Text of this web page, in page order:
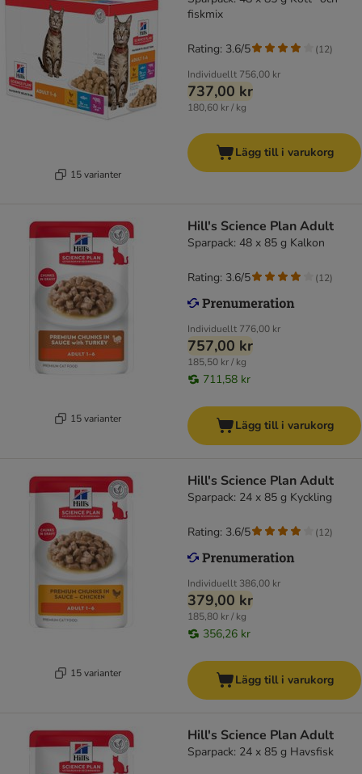
15 varianter
fiskmix
Individuellt 756,00 kr
737,00 kr
180,60 kr / kg
Rating: 3.6/5 (12)
Lägg till i varukorg
15 varianter
Hill's Science Plan Adult
Sparpack: 48 x 85 g Kalkon
Individuellt 776,00 kr
757,00 kr
185,50 kr / kg
711,58 kr
Rating: 3.6/5 (12)
Lägg till i varukorg
15 varianter
Hill's Science Plan Adult
Sparpack: 24 x 85 g Kyckling
Individuellt 386,00 kr
379,00 kr
185,80 kr / kg
356,26 kr
Rating: 3.6/5 (12)
Lägg till i varukorg
Hill's Science Plan Adult
Sparpack: 24 x 85 g Havsfisk